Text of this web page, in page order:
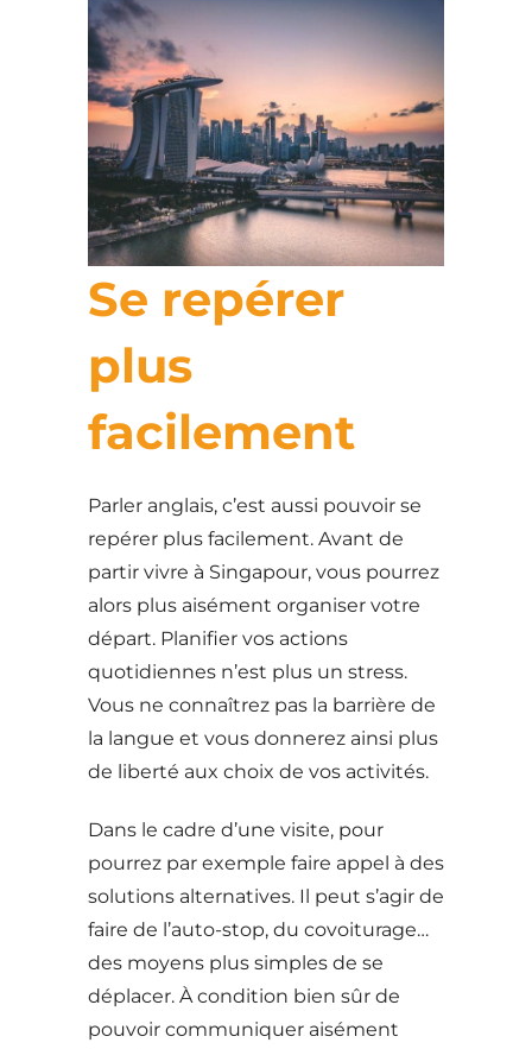
Se repérer
plus
facilement
Parler anglais, c’est aussi pouvoir se
repérer plus facilement. Avant de
partir vivre à Singapour, vous pourrez
alors plus aisément organiser votre
départ. Planifier vos actions
quotidiennes n’est plus un stress.
Vous ne connaîtrez pas la barrière de
la langue et vous donnerez ainsi plus
de liberté aux choix de vos activités.
Dans le cadre d’une visite, pour
pourrez par exemple faire appel à des
solutions alternatives. Il peut s’agir de
faire de l’auto-stop, du covoiturage…
des moyens plus simples de se
déplacer. À condition bien sûr de
pouvoir communiquer aisément